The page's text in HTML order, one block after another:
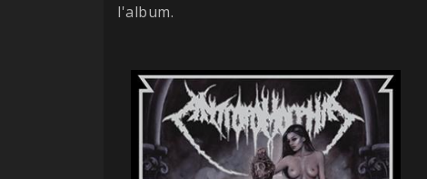
l'album.